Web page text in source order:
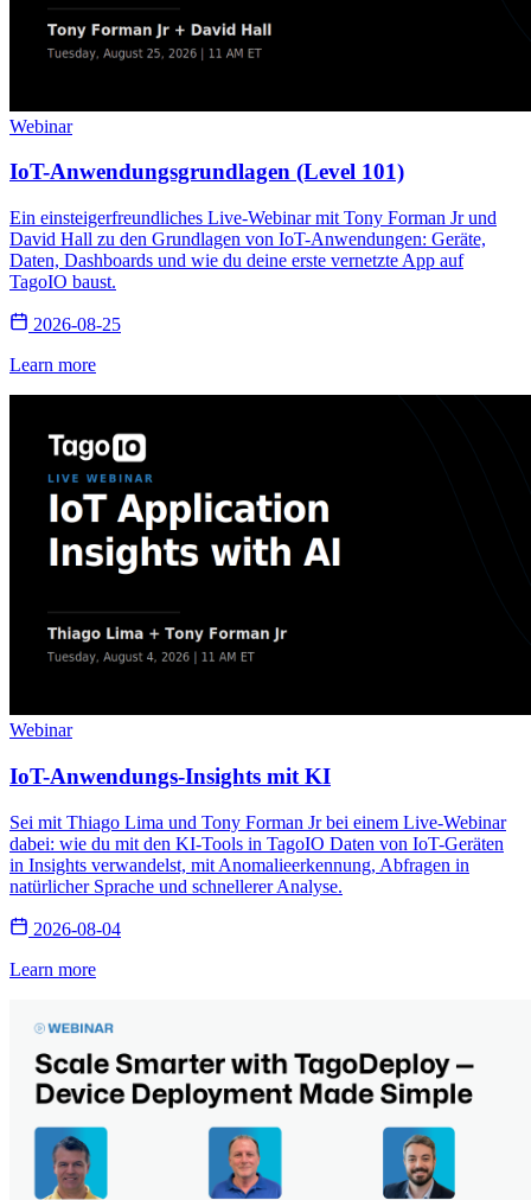
Webinar
IoT-Anwendungsgrundlagen (Level 101)
Ein einsteigerfreundliches Live-Webinar mit Tony Forman Jr und
David Hall zu den Grundlagen von IoT-Anwendungen: Geräte,
Daten, Dashboards und wie du deine erste vernetzte App auf
TagoIO baust.
2026-08-25
Learn more
Webinar
IoT-Anwendungs-Insights mit KI
Sei mit Thiago Lima und Tony Forman Jr bei einem Live-Webinar
dabei: wie du mit den KI-Tools in TagoIO Daten von IoT-Geräten
in Insights verwandelst, mit Anomalieerkennung, Abfragen in
natürlicher Sprache und schnellerer Analyse.
2026-08-04
Learn more